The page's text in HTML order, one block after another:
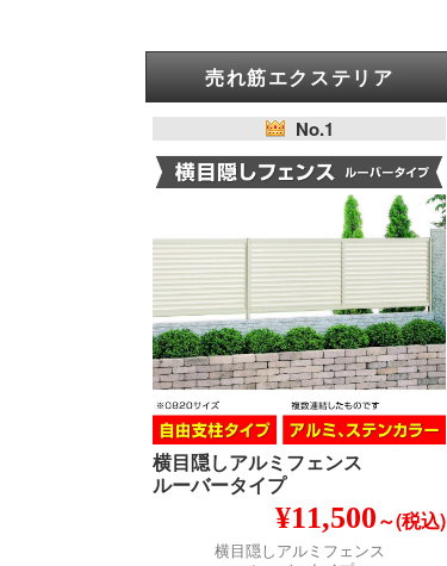
売れ筋エクステリア
No.1
横目隠しアルミフェンス
ルーバータイプ
¥11,500～(税込)
横目隠しアルミフェンス